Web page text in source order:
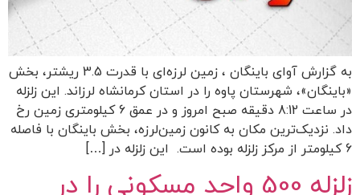
به گزارش آوای باینگان ، زمین لرزه‌ای با قدرت 3.5 ریشتر، بخش
«باینگان»، شهرستان پاوه را در استان کرمانشاه لرزاند. این زلزله
در ساعت 8:12 دقیقه صبح امروز و در عمق 6 کیلومتری زمین رخ
داد. نزدیک‌ترین مکان به کانون زمین‌لرزه، بخش باینگان با فاصله
6 کیلومتر از مرکز زلزله بوده است. این زلزله در […]
زلزله 500 واحد مسکونی را در